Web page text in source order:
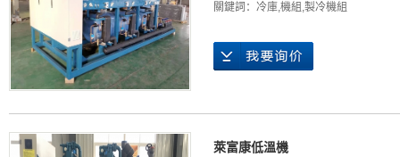
關鍵詞： 冷庫,機組 ,製冷機組
萊富康低溫機